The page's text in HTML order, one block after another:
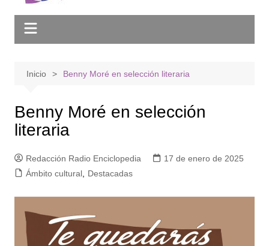
Inicio Benny Moré en selección literaria
Benny Moré en selección
literaria
Redacción Radio Enciclopedia
17 de enero de 2025
Ámbito cultural, Destacadas